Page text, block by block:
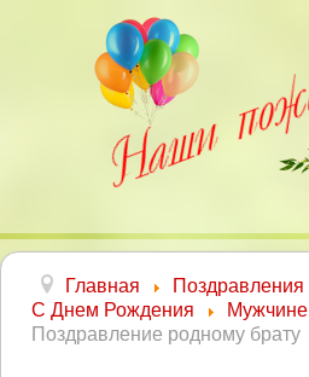
Главная
Поздравления
С Днем Рождения
Мужчине
Поздравление родному брату